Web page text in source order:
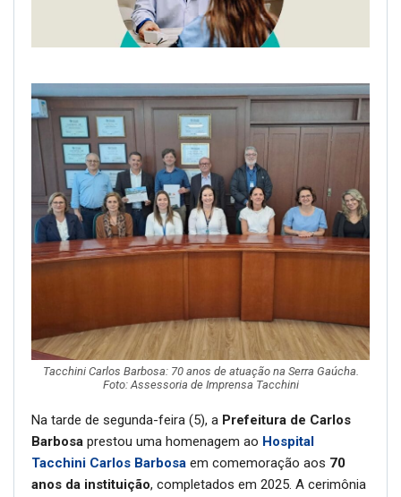
Tacchini Carlos Barbosa: 70 anos de atuação na Serra Gaúcha.
Foto: Assessoria de Imprensa Tacchini
Na tarde de segunda-feira (5), a Prefeitura de Carlos
Barbosa prestou uma homenagem ao Hospital
Tacchini Carlos Barbosa em comemoração aos 70
anos da instituição, completados em 2025. A cerimônia